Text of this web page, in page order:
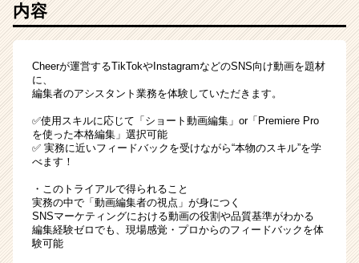
内容
Cheerが運営するTikTokやInstagramなどのSNS向け動画を題材
に、
編集者のアシスタント業務を体験していただきます。
✅使用スキルに応じて「ショート動画編集」or「Premiere Pro
を使った本格編集」選択可能
✅ 実務に近いフィードバックを受けながら“本物のスキル”を学
べます！
・このトライアルで得られること
実務の中で「動画編集者の視点」が身につく
SNSマーケティングにおける動画の役割や品質基準がわかる
編集経験ゼロでも、現場感覚・プロからのフィードバックを体
験可能